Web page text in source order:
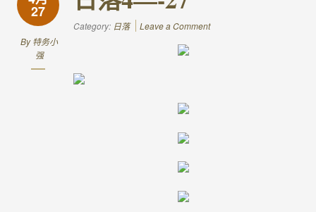
27
By特务小
强
Category: 日落 Leave a Comment